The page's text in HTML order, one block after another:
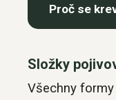
Proč se
Složky
Všechny